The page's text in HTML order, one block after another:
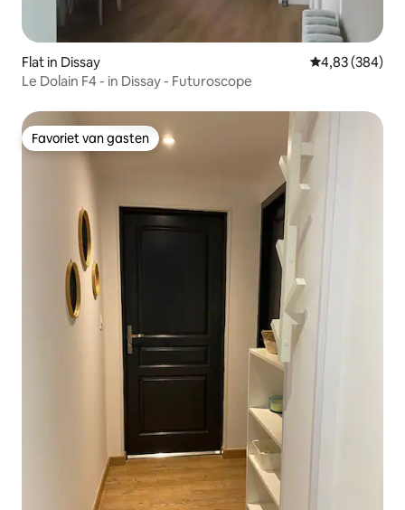
Flat in Dissay Gemiddelde
4,83 (384)
Le Dolain F4 - in Dissay - Futuroscope
Favoriet van gasten
Favoriet van gasten